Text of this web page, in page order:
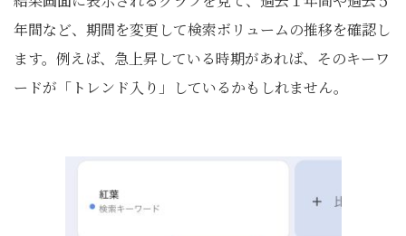
年間など、期間を変更して検索ボリュームの推移を確認し
ます。例えば、急上昇している時期があれば、そのキーワ
ードが「トレンド入り」しているかもしれません。